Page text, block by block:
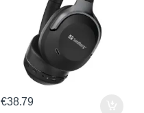
€38.79